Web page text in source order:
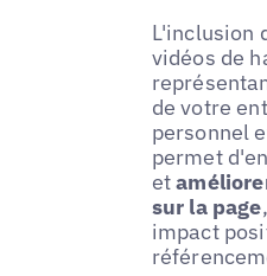
L'inclusion
vidéos de
de votre
personnel
permet
et
sur la page
impact